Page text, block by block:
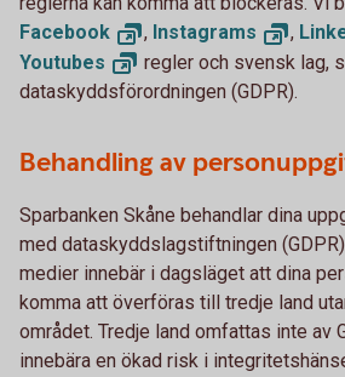
Facebook
, Instagrams ,
Youtubes
regler och svensk lag,
dataskyddsförordningen (GDPR).
Behandling av
Sparbanken Skåne behandlar dina
med dataskyddslagstiftningen
medier innebär i dagsläget att dina
komma att överföras till tredje land
området. Tredje land omfattas inte av
innebära en ökad risk i